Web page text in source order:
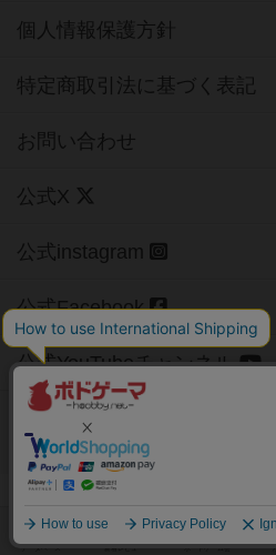
個人情報保護方針
特定商取引法に基づく表記
お問い合わせ
公式X
公式instagram
公式Facebook
公式YouTubeチャンネル